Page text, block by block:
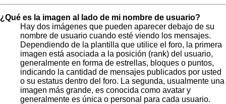
¿Qué es la imagen al lado de mi nombre de usuario?
Hay dos imágenes que pueden aparecer debajo de su
nombre de usuario cuando esté viendo los mensajes.
Dependiendo de la plantilla que utilice el foro, la primera
imagen está asociada a la posición (rank) del usuario,
generalmente en forma de estrellas, bloques o puntos,
indicando la cantidad de mensajes publicados por usted
o su estatus dentro del foro. La segunda, usualmente una
imagen más grande, es conocida como avatar y
generalmente es única o personal para cada usuario.